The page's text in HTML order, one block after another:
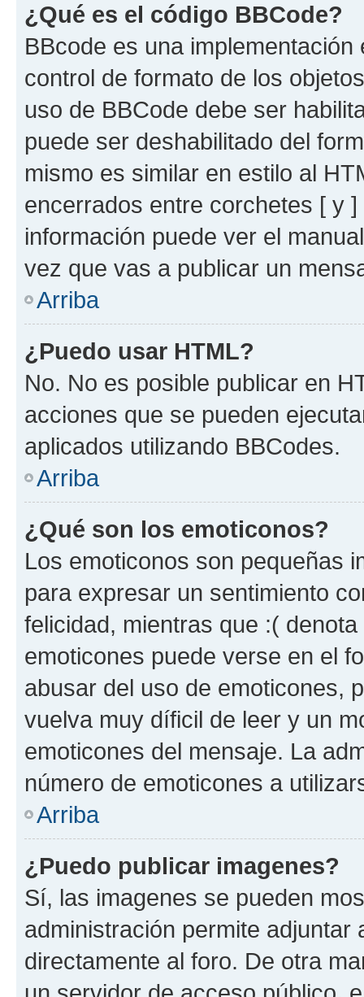
¿Qué es el código BBCode?
BBcode es una
control de formato de los
uso de BBCode debe ser
puede ser deshabilitado del
mismo es similar en estilo al
encerrados entre corchetes [ y
información puede ver el
vez que vas a publicar un
Arriba
¿Puedo usar HTML?
No. No es posible publicar en
acciones que se pueden
aplicados utilizando BBCodes.
Arriba
¿Qué son los emoticonos?
Los emoticonos son pequeñas
para expresar un sentimiento
felicidad, mientras que :(
emoticones puede verse en el
abusar del uso de emoticones,
vuelva muy díficil de leer y un
emoticones del mensaje. La
número de emoticones a
Arriba
¿Puedo publicar imagenes?
Sí, las imagenes se pueden
administración permite
directamente al foro. De otra